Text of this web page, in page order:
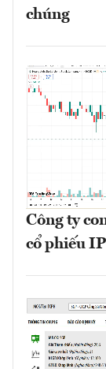
chúng
Công ty
cổ phiếu